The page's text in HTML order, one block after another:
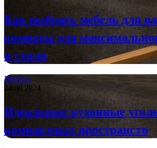
Как выбрать мебель для
комнаты для
и стиля
Мебель
24.08.2024
Идеальные кухонные
компактных пространств